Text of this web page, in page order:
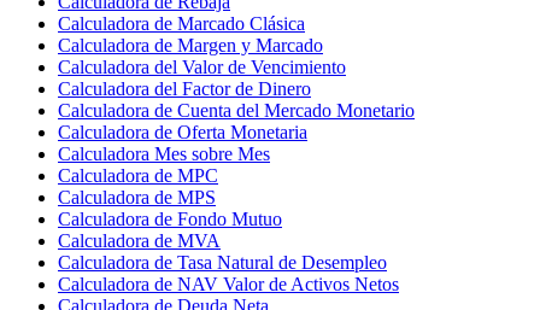
Calculadora de Marcado Clásica
Calculadora de Margen y Marcado
Calculadora del Valor de Vencimiento
Calculadora del Factor de Dinero
Calculadora de Cuenta del Mercado Monetario
Calculadora de Oferta Monetaria
Calculadora Mes sobre Mes
Calculadora de MPC
Calculadora de MPS
Calculadora de Fondo Mutuo
Calculadora de MVA
Calculadora de Tasa Natural de Desempleo
Calculadora de NAV Valor de Activos Netos
Calculadora de Deuda Neta